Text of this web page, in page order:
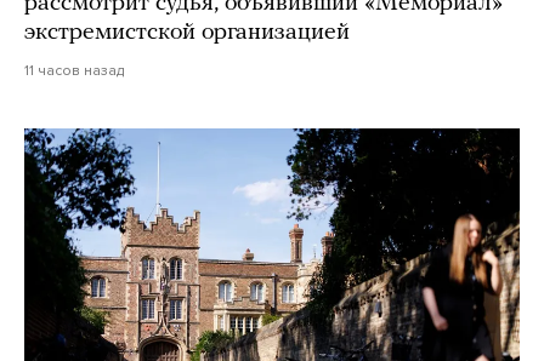
экстремистской организацией
11 часов назад